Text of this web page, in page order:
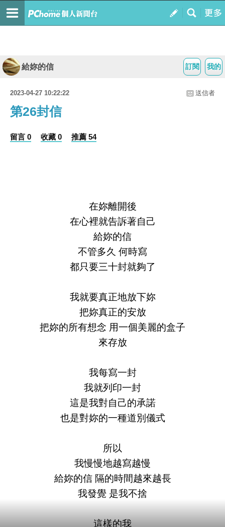
我的
訂閱
給妳的信
2023-04-27 10:22:22 送信者
第26封信
留言 0 收藏 0 推薦 54
在妳離開後
在心裡就告訴著自己
給妳的信
不管多久 何時寫
都只要三十封就夠了
我就要真正地放下妳
把妳真正的安放
把妳的所有想念 用一個美麗的盒子
來存放
我每寫一封
我就列印一封
這是我對自己的承諾
也是對妳的一種道別儀式
所以
我慢慢地越寫越慢
給妳的信 隔的時間越來越長
我發覺 是我不捨
這樣的我